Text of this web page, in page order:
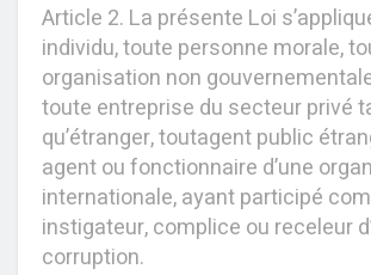
Article 2. La présente Loi
individu, toute personne morale,
organisation non
toute entreprise du secteur privé
qu’étranger, toutagent public
agent ou fonctionnaire d’une
internationale, ayant participé
instigateur, complice ou receleur
corruption.